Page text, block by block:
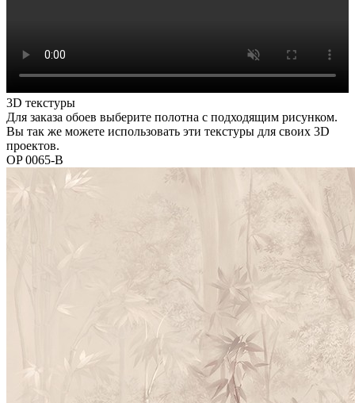
3D текстуры
Для заказа обоев выберите полотна с подходящим рисунком.
Вы так же можете использовать эти текстуры для своих 3D
проектов.
OP 0065-B